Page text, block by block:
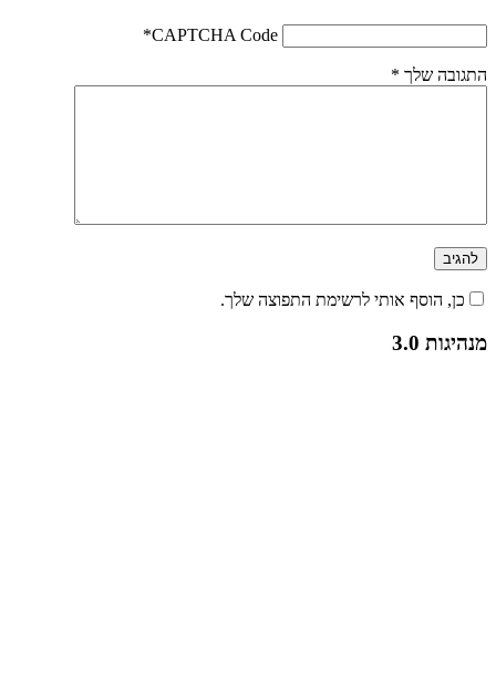
CAPTCHA Code
*
התגובה שלך *
כן, הוסף אותי לרשימת התפוצה שלך.
מנהיגות 3.0